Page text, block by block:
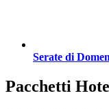
Serate di
Pacchetti